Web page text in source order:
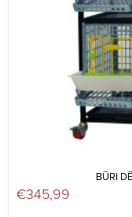
BŪRI
€345,99